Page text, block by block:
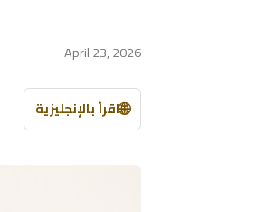
April 23, 2026
🌐اقرأ بالإنجليزية